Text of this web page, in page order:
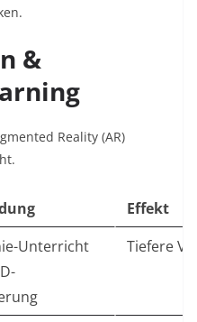
&
Reality (AR)
Effekt
Unterricht
Tiefere